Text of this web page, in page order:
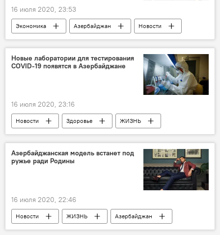
16 июля 2020, 23:53
Экономика Азербайджан Новости
Новые лаборатории для тестирования
COVID-19 появятся в Азербайджане
16 июля 2020, 23:16
Новости Здоровье
ЖИЗНЬ
Азербайджан
тесты Коронавирус
Азербайджанская модель встанет под
ружье ради Родины
16 июля 2020, 22:46
Новости ЖИЗНЬ
Азербайджан
модель
Армия ВС Азербайджана